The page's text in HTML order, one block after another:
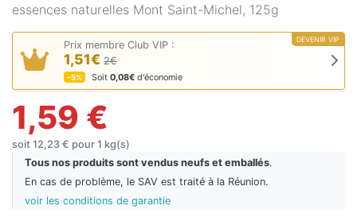
essences naturelles Mont Saint-Michel, 125g
DEVENIR VIP
Prix membre Club VIP :
1,51€ 2€
-5% Soit 0,08€d'économie
1,59 €
soit 12,23 € pour 1 kg(s)
Tous nos produits sont vendus neufs et emballés.
En cas de problème, le SAV est traité à la Réunion.
voir les conditions de garantie